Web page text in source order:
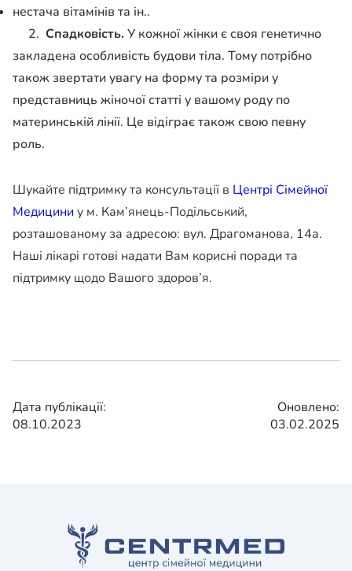
нестача вітамінів та ін..
2. Спадковість. У кожної жінки є своя генетично
закладена особливість будови тіла. Тому потрібно
також звертати увагу на форму та розміриу
представниць жіночої статті у вашому роду по
материнській лінії. Це відіграє також свою певну
роль.
Шукайте підтримку та консультації в Центрі Сімейної
Медицини у м. Кам’янець-Подільський,
розташованому за адресою: вул. Драгоманова, 14а.
Наші лікарі готові надати Вам корисні поради та
підтримку щодо Вашого здоров’я.
Дата публікації:
08.10.2023
Оновлено:
03.02.2025